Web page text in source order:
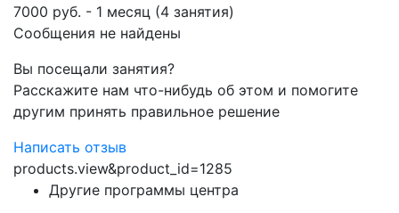
7000 руб. - 1 месяц (4 занятия)
Сообщения не найдены
Вы посещали занятия?
Расскажите нам что-нибудь об этом и помогите
другим принять правильное решение
Написать отзыв
products.view&product_id=1285
Другие программы центра